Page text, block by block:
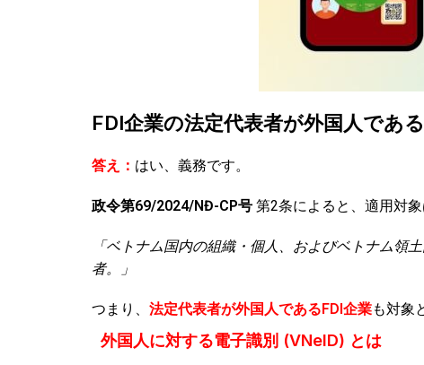
FDI企業の法定代表者が外国人であ
答え： はい、義務です。
政令第69/2024/NĐ-CP号 第2条によると、適用対
「ベトナム国内の組織・個人、およびベトナム領
者。」
つまり、 法定代表者が外国人であるFDI企業も対象
外国人に対する電子識別 (VNeID) とは